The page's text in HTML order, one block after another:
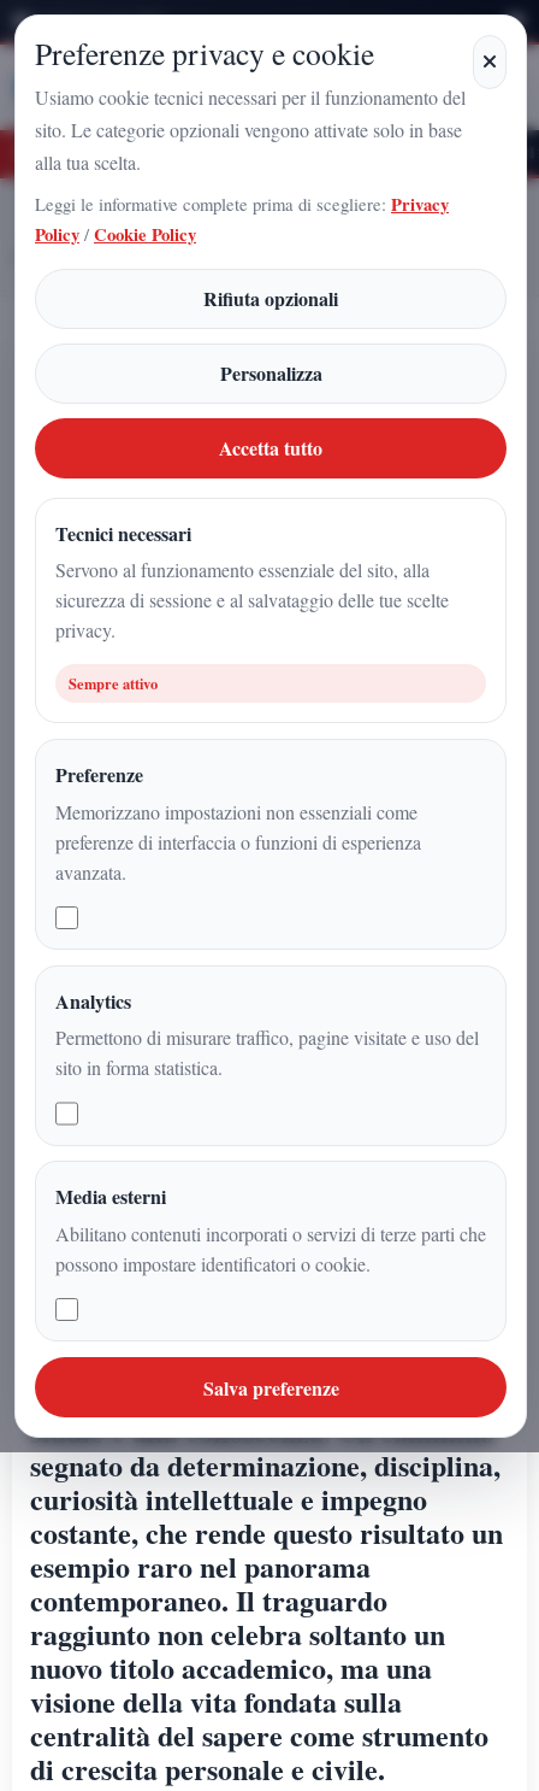
Lunedì 10 Agosto 2026
StampaCampania
Home
Articoli
ARNALDO GADOLA CONQUISTA LA QUATTORDICESIMA
LAUREA: UN PRIMATO CHE PARLA DI CULTURA E DEDIZIONE
ARNALDO GADOLA CONQUISTA
LA QUATTORDICESIMA
LAUREA: UN PRIMATO CHE
PARLA DI CULTURA E
DEDIZIONE
Redazione |
3 dicembre 2025
2min |
Un traguardo straordinario quello
raggiunto oggi da Arnaldo Gadola,
che ha conseguito la sua
quattordicesima laurea,
confermandosi una figura titolata in
ambito accademico a livello
internazionale. Quattordici lauree non
rappresentano soltanto un dato
numerico di assoluto rilievo, ma il
simbolo concreto di una vita
interamente dedicata alla cultura, allo
studio e alla conoscenza. Un cammino
segnato da determinazione, disciplina,
curiosità intellettuale e impegno
costante, che rende questo risultato un
esempio raro nel panorama
contemporaneo. Il traguardo
raggiunto non celebra soltanto un
nuovo titolo accademico, ma una
visione della vita fondata sulla
centralità del sapere come strumento
di crescita personale e civile.
Preferenze privacy e cookie
Usiamo cookie tecnici necessari per il funzionamento del
sito. Le categorie opzionali vengono attivate solo in base
alla tua scelta.
Leggi le informative complete prima di scegliere: Privacy
Policy / Cookie Policy
Rifiuta opzionali
Personalizza
Accetta tutto
Tecnici necessari
Servono al funzionamento essenziale del sito, alla
sicurezza di sessione e al salvataggio delle tue scelte
privacy.
Sempre attivo
Preferenze
Memorizzano impostazioni non essenziali come
preferenze di interfaccia o funzioni di esperienza
avanzata.
Analytics
Permettono di misurare traffico, pagine visitate e uso del
sito in forma statistica.
Media esterni
Abilitano contenuti incorporati o servizi di terze parti che
possono impostare identificatori o cookie.
Salva preferenze